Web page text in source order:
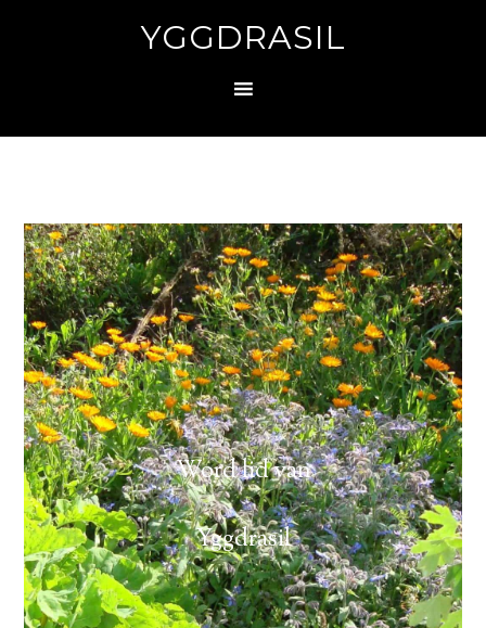
YGGDRASIL
Word lid van
Yggdrasil